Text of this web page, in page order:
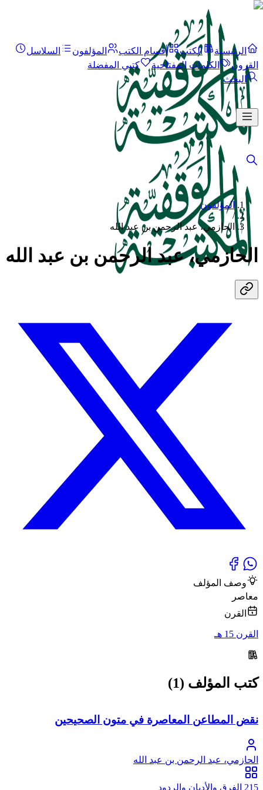
الرئيسية الكتب أقسام الكتب المؤلفون
السلاسل
القرون
الكلمات المفتاحية
كتبي المفضلة
البحث
المؤلفون
/
الحازمي، عبد الرحمن بن عبد الله
الحازمي، عبد الرحمن بن عبد الله
وصف المؤلف
معاصر
القرن
القرن 15 هـ
كتب المؤلف (1)
نقض المطاعن المعاصرة في متون الصحيحين
الحازمي، عبد الرحمن بن عبد الله
215 الفرق والأديان والردود